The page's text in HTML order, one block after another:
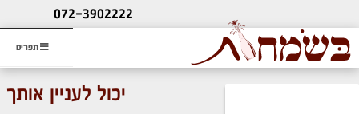
תפריט
ליעוץ חינם
והזמנת כרטיס שמחות
072-3902222
יכול לעניין אותך